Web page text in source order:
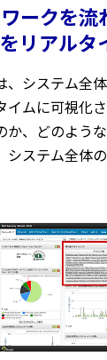
ークを流
リアルタ
、システム全
イムに可視化
か、どのよう
システム全体